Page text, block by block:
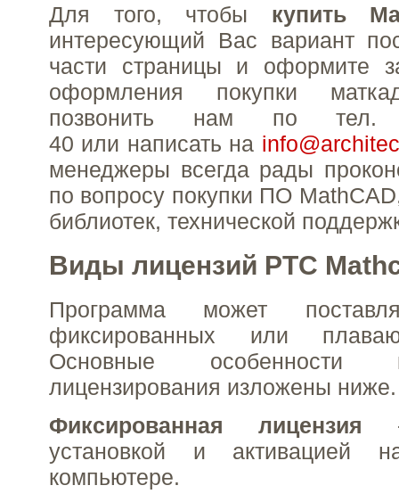
Для того, чтобы купить
интересующий Вас вариант
части страницы и оформите
оформления покупки
позвонить нам по
40 или написать на
менеджеры всегда рады
по вопросу покупки ПО
библиотек, технической
Виды лицензий PTС
Программа может
фиксированных или
Основные особенности
лицензирования изложены ниже.
Фиксированная лицензия
установкой и активацией
компьютере.